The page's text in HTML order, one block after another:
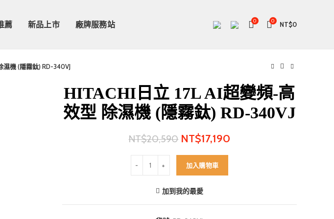
薦 新品上市 廠牌服務站 0 0 NT$0
濕機 (隱霧鈦) RD-340VJ
HITACHI日立 17L AI超變頻-高
效型 除濕機 (隱霧鈦) RD-340VJ
NT$20,590 NT$17,190
HITACHI日立 17L AI超變頻-高效型 除濕機 (隱霧鈦) RD-340VJ 數量
加入購物車
加到我的最愛